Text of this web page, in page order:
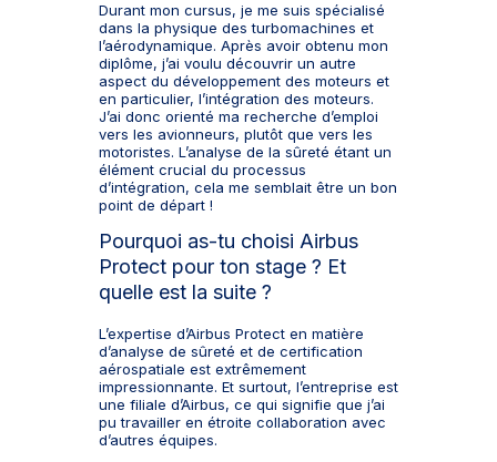
Durant mon cursus, je me suis spécialisé
dans la physique des turbomachines et
l’aérodynamique. Après avoir obtenu mon
diplôme, j’ai voulu découvrir un autre
aspect du développement des moteurs et
en particulier, l’intégration des moteurs.
J’ai donc orienté ma recherche d’emploi
vers les avionneurs, plutôt que vers les
motoristes. L’analyse de la sûreté étant un
élément crucial du processus
d’intégration, cela me semblait être un bon
point de départ !
Pourquoi as-tu choisi Airbus
Protect pour ton stage ? Et
quelle est la suite ?
L’expertise d’Airbus Protect en matière
d’analyse de sûreté et de certification
aérospatiale est extrêmement
impressionnante. Et surtout, l’entreprise est
une filiale d’Airbus, ce qui signifie que j’ai
pu travailler en étroite collaboration avec
d’autres équipes.